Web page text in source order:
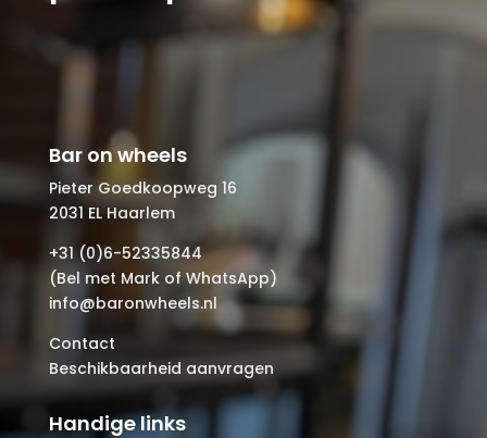
Bar on wheels
Pieter Goedkoopweg 16
2031 EL Haarlem
+31 (0)6-52335844
(Bel met Mark of WhatsApp)
info@baronwheels.nl
Contact
Beschikbaarheid aanvragen
Handige links